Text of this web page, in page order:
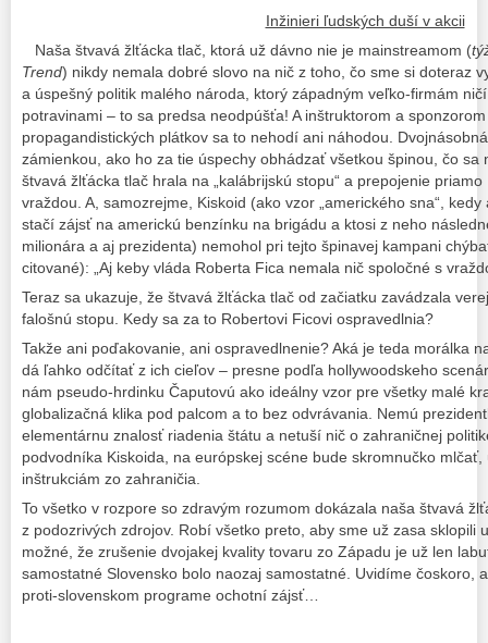
Inžinieri ľudských duší v akcii
Naša štvavá žlťácka tlač, ktorá už dávno nie je mainstreamom (
Trend) nikdy nemala dobré slovo na nič z toho, čo sme si doteraz
a úspešný politik malého národa, ktorý západným veľko-firmám
potravinami – to sa predsa neodpúšťa! A inštruktorom a
propagandistických plátkov sa to nehodí ani náhodou.
zámienkou, ako ho za tie úspechy obhádzať všetkou špinou, čo sa
štvavá žlťácka tlač hrala na „kalábrijskú stopu“ a prepojenie
vraždou. A, samozrejme, Kiskoid (ako vzor „amerického sna“,
stačí zájsť na americkú benzínku na brigádu a ktosi z neho
milionára a aj prezidenta) nemohol pri tejto špinavej kampani
citované): „Aj keby vláda Roberta Fica nemala nič spoločné s
Teraz sa ukazuje, že štvavá žlťácka tlač od začiatku zavádzala
falošnú stopu. Kedy sa za to Robertovi Ficovi ospravedlnia?
Takže ani poďakovanie, ani ospravedlnenie? Aká je teda morálka
dá ľahko odčítať z ich cieľov – presne podľa hollywoodskeho
nám pseudo-hrdinku Čaputovú ako ideálny vzor pre všetky malé
globalizačná klika pod palcom a to bez odvrávania. Nemú
elementárnu znalosť riadenia štátu a netuší nič o zahraničnej
podvodníka Kiskoida, na európskej scéne bude skromnučko
inštrukciám zo zahraničia.
To všetko v rozpore so zdravým rozumom dokázala naša štvavá
z podozrivých zdrojov. Robí všetko preto, aby sme už zasa sklopili
možné, že zrušenie dvojakej kvality tovaru zo Západu je už len
samostatné Slovensko bolo naozaj samostatné. Uvidíme čoskoro,
proti-slovenskom programe ochotní zájsť…